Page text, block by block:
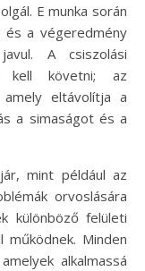
E munka során
és a végeredmény
A csiszolási
kell követni; az
eltávolítja a
a simaságot és a
mint például az
orvoslására
különböző felületi
működnek. Minden
alkalmassá